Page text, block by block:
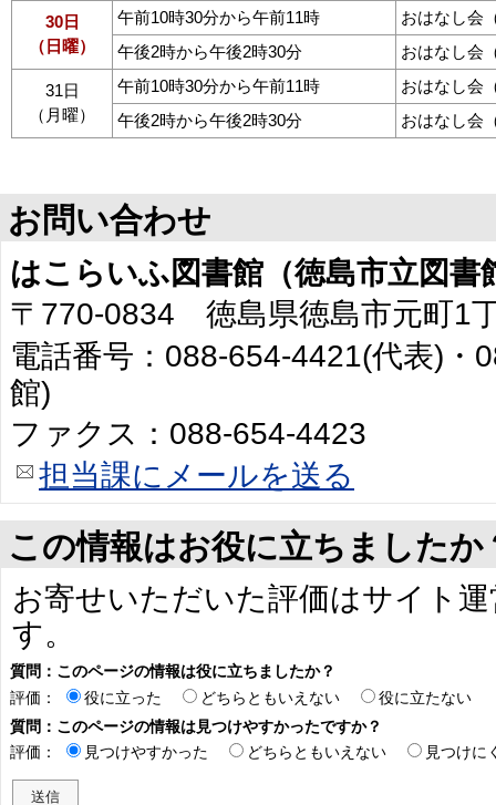
30日
（日曜）
午前10時30分から午前11時
おはなし会
午後2時から午後2時30分
おはなし会
31日
（月曜）
午前10時30分から午前11時
おはなし会
午後2時から午後2時30分
おはなし会
お問い合わせ
はこらいふ図書館（徳島市立図書
〒770-0834 徳島県徳島市元町1
電話番号：088-654-4421(代表)・
館)
ファクス：088-654-4423
担当課にメールを送る
この情報はお役に立ちましたか
お寄せいただいた評価はサイト
す。
質問：このページの情報は役に立ちましたか？
評価：
役に立った どちらともいえない
役に立たない
質問：このページの情報は見つけやすかったですか？
評価：
見つけやすかった どちらともいえない 見つけに